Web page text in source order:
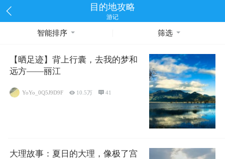
目的地攻略
游记
智能排序 筛选
【晒足迹】背上行囊，去我的梦和
远方——丽江
YoYo_0Q5J9D9F  10.5万 41
大理故事：夏日的大理，像极了宫